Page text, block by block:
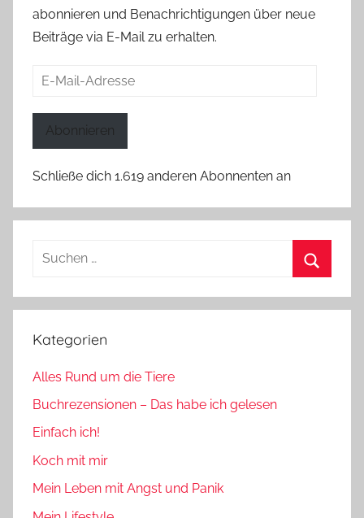
abonnieren und Benachrichtigungen über neue
Beiträge via E-Mail zu erhalten.
E-
Abonnieren
Schließe dich 1.619 anderen Abonnenten an
Suchen
Kategorien
Alles Rund um die Tiere
Buchrezensionen – Das habe ich gelesen
Einfach ich!
Koch mit mir
Mein Leben mit Angst und Panik